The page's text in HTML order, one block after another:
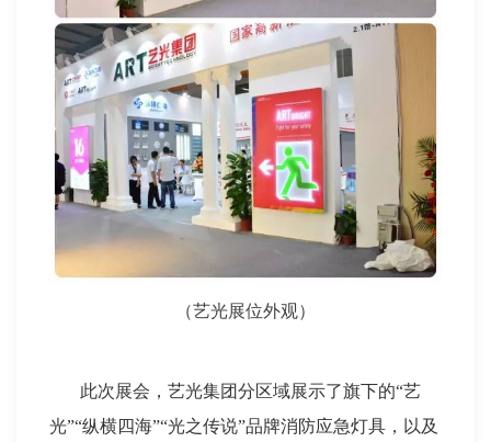
（艺光展位外观）
此次展会，艺光集团分区域展示了旗下的“艺
光”“纵横四海”“光之传说”品牌消防应急灯具，以及